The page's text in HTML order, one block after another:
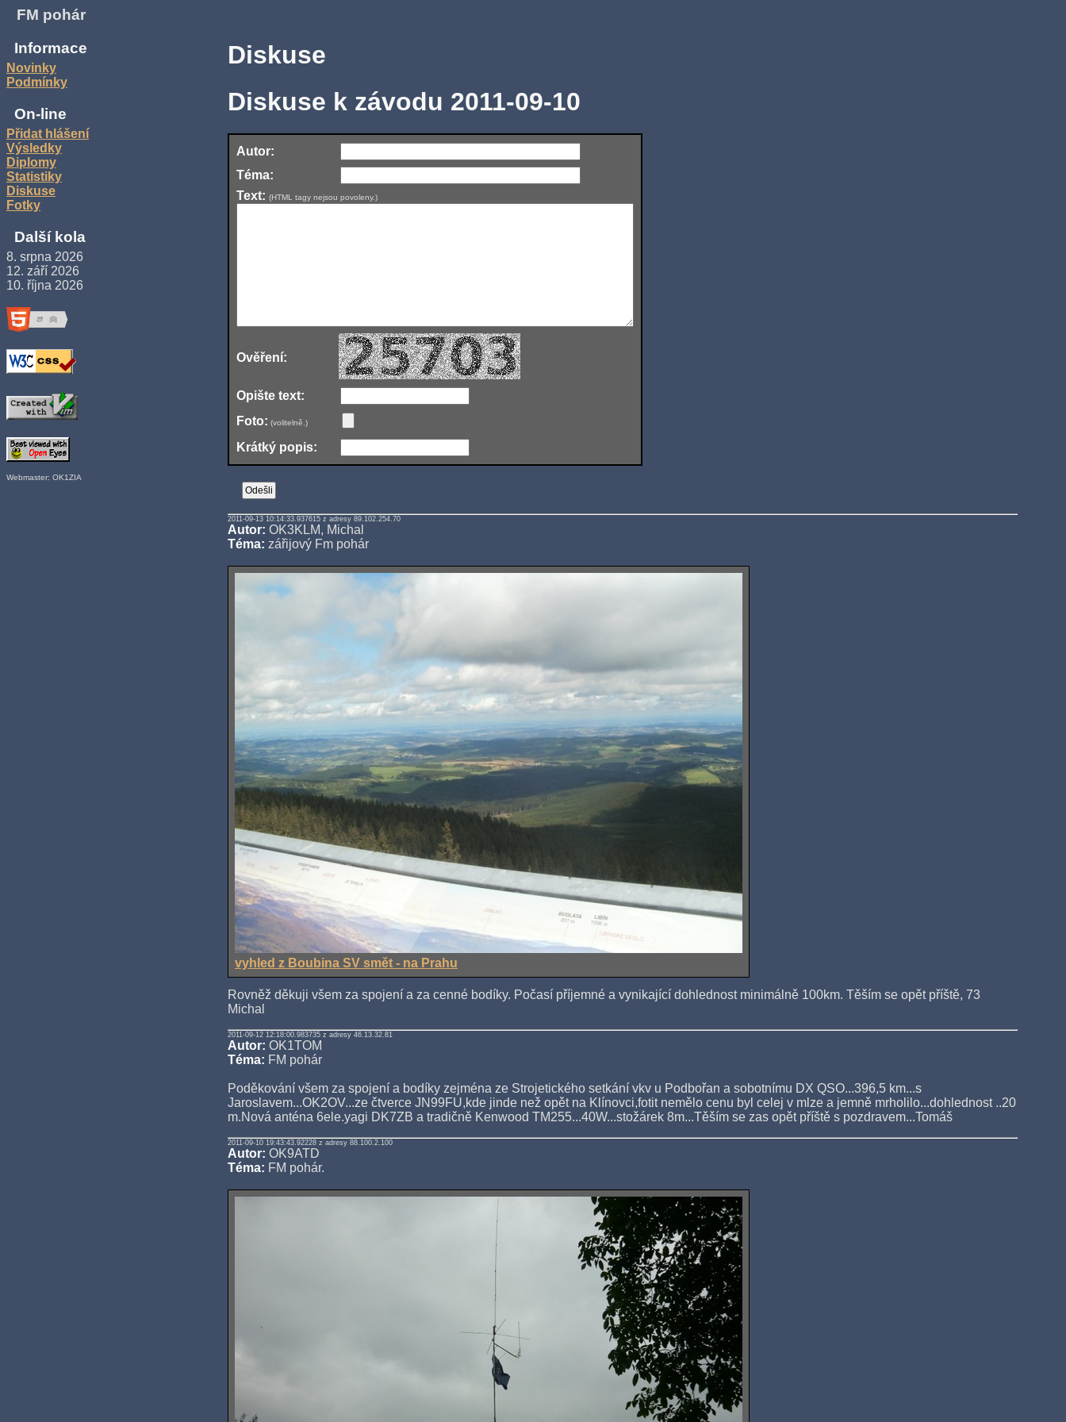
FM pohár
Informace
Novinky
Podmínky
On-line
Přidat hlášení
Výsledky
Diplomy
Statistiky
Diskuse
Fotky
Další kola
8. srpna 2026
12. září 2026
10. října 2026
Webmaster: OK1ZIA
Diskuse
Diskuse k závodu 2011-09-10
Autor:
Téma:
Text: (HTML tagy nejsou povoleny.)
Ověření:
Opište text:
Foto: (volitelně.)
Krátký popis:
2011-09-13 10:14:33.937615 z adresy 89.102.254.70
Autor: OK3KLM, Michal
Téma: zářijový Fm pohár
vyhled z Boubina SV smět - na Prahu
Rovněž děkuji všem za spojení a za cenné bodíky. Počasí příjemné a vynikající dohlednost minimálně 100km. Těším se opět příště, 73
Michal
2011-09-12 12:18:00.983735 z adresy 46.13.32.81
Autor: OK1TOM
Téma: FM pohár
Poděkování všem za spojení a bodíky zejména ze Strojetického setkání vkv u Podbořan a sobotnímu DX QSO...396,5 km...s
Jaroslavem...OK2OV...ze čtverce JN99FU,kde jinde než opět na Klínovci,fotit nemělo cenu byl celej v mlze a jemně mrholilo...dohlednost ..20
m.Nová anténa 6ele.yagi DK7ZB a tradičně Kenwood TM255...40W...stožárek 8m...Těším se zas opět příště s pozdravem...Tomáš
2011-09-10 19:43:43.92228 z adresy 88.100.2.100
Autor: OK9ATD
Téma: FM pohár.